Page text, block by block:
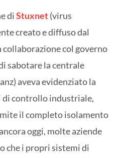
diStuxnet(virus
creato e diffuso dal
col governo
sabotare la centrale
aveva evidenziato la
controllo industriale,
il completo isolamento
oggi, molte aziende
che i propri sistemi di